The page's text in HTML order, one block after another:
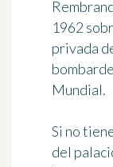
1962
privada
Mundial.
Si no
del